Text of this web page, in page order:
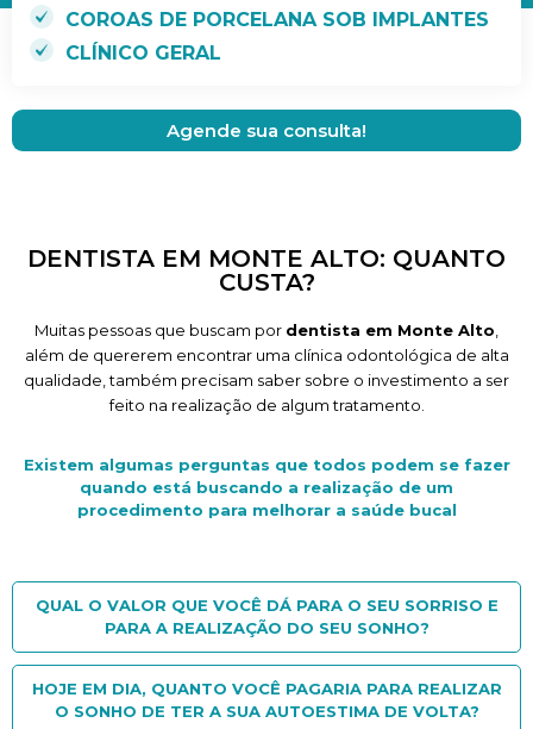
COROAS DE PORCELANA SOB IMPLANTES
CLÍNICO GERAL
Agende sua consulta!
DENTISTA EM MONTE ALTO: QUANTO
CUSTA?
Muitas pessoas que buscam por dentista em Monte Alto
além de quererem encontrar uma clínica odontológica de alta
qualidade, também precisam saber sobre o investimento a ser
feito na realização de algum tratamento.
Existem algumas perguntas que todos podem se fazer
quando está buscando a realização de um
procedimento para melhorar a saúde bucal
QUAL O VALOR QUE VOCÊ DÁ PARA O SEU SORRISO E
PARA A REALIZAÇÃO DO SEU SONHO?
HOJE EM DIA, QUANTO VOCÊ PAGARIA PARA REALIZAR
O SONHO DE TER A SUA AUTOESTIMA DE VOLTA?